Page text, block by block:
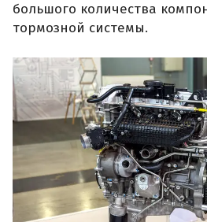
большого количества
тормозной системы.